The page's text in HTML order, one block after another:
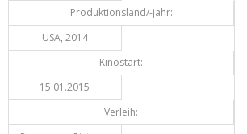
Produktionsland/-jahr:
USA, 2014
Kinostart:
15.01.2015
Verleih: